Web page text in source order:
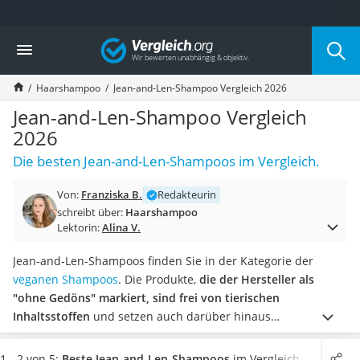
Die beliebtesten Vergleiche nach Kategorie
Drogerie
Inhalator
Haarschneider
Rollator
Braun Rasierer
Katzenklappe (Chip)
Rasierer
Massagepistole
Epilierer
Eiweißpulver
Magnesiumpräparat
Katzenklappe
Nackenmassagegerät
Zeckenschutz Katze
Vergleich
Haarshampoo Jean-and-Len-Shampoo Vergleich 2026
Jean-and-Len-Shampoo Vergleich
2026
Die besten Jean-and-Len-Shampoos im Vergleich.
Von: Franziska B.
Redakteurin
schreibt über: Haarshampoo
Lektorin:Alina V.
Jean-and-Len-Shampoos finden Sie in der Kategorie der
veganen Shampoos. Die Produkte, die der Hersteller als
"ohne Gedöns" markiert, sind frei von tierischen
Inhaltsstoffen und setzen auch darüber hinaus
hauptsächtlich auf natürliche Wirkstoffe. Wählen Sie jetzt ein
Jean-and-Len-Shampoo, das Ihrem Haar Glanz verleiht, Spliss